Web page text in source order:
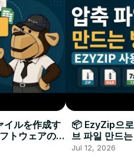
イルを作成す
トウェアのイ
📦 EzyZip으
브 파일 만드
요
Jul 12, 2026